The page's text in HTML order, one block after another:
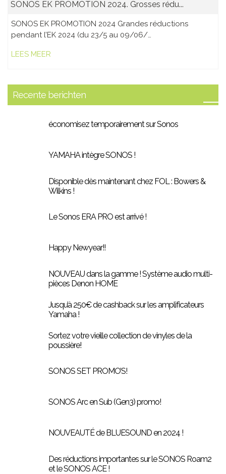
SONOS EK PROMOTION 2024. Grosses rédu...
SONOS EK PROMOTION 2024 Grandes réductions
pendant l’EK 2024 (du 23/5 au 09/06/…
LEES MEER
Recente berichten
économisez temporairement sur Sonos
YAMAHA intègre SONOS !
Disponible dès maintenant chez FOL : Bowers &
Wilkins !
Le Sonos ERA PRO est arrivé !
Happy Newyear!!
NOUVEAU dans la gamme ! Système audio multi-
pièces Denon HOME
Jusqu’à 250€ de cashback sur les amplificateurs
Yamaha !
Sortez votre vieille collection de vinyles de la
poussière!
SONOS SET PROMO’S!
SONOS Arc en Sub (Gen3) promo!
NOUVEAUTÉ de BLUESOUND en 2024 !
Des réductions importantes sur le SONOS Roam2
et le SONOS ACE !